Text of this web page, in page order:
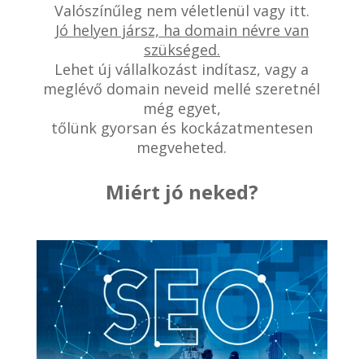
Valószínűleg nem véletlenül vagy itt.
Jó helyen jársz, ha domain névre van
szükséged.
Lehet új vállalkozást indítasz, vagy a
meglévő domain neveid mellé szeretnél
még egyet,
tőlünk gyorsan és kockázatmentesen
megveheted.
Miért jó neked?